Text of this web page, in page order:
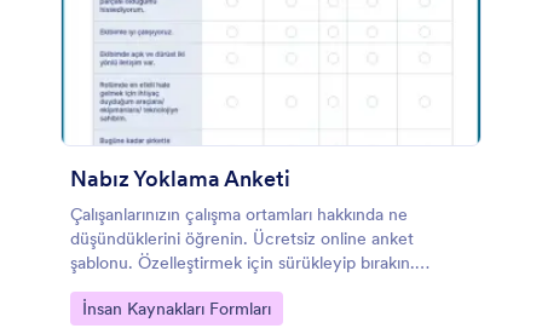
Nabız Yoklama Anketi
Çalışanlarınızın çalışma ortamları hakkında ne
düşündüklerini öğrenin. Ücretsiz online anket
şablonu. Özelleştirmek için sürükleyip bırakın.
100'den fazla popüler uygulama ile bağlantı kurun.
Kodlama yok.
Go to Category:
İnsan Kaynakları Formları